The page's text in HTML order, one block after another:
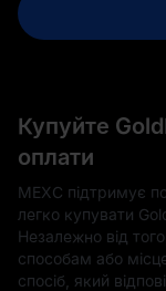
Купуйте
оплати
MEXC підтримує
легко купувати
Незалежно від
способам або
спосіб, який